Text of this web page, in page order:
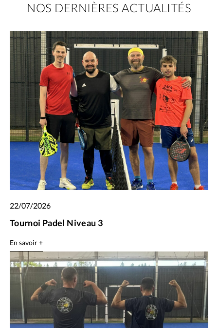
NOS DERNIÈRES ACTUALITÉS
22/07/2026
Tournoi Padel Niveau 3
En savoir +